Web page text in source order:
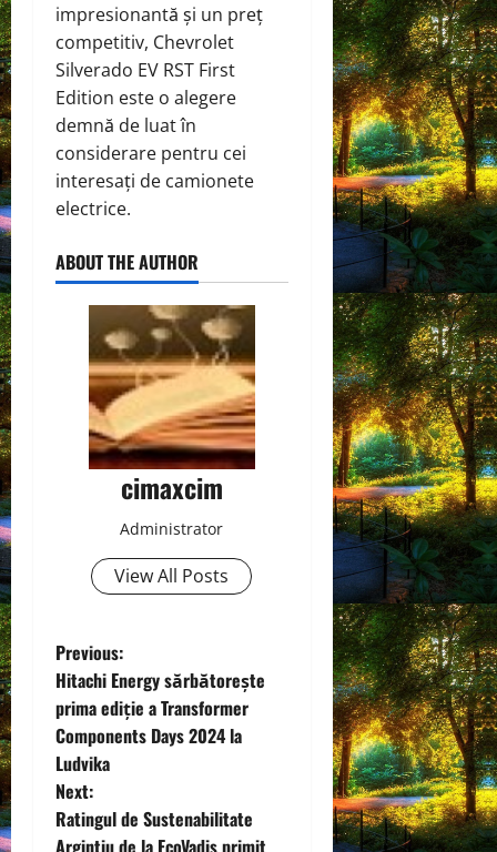
impresionantă și un preț
competitiv, Chevrolet
Silverado EV RST First
Edition este o alegere
demnă de luat în
considerare pentru cei
interesați de camionete
electrice.
ABOUT THE AUTHOR
cimaxcim
Administrator
View All Posts
P
o
s
t
Previous:
Hitachi Energy sărbătorește
prima ediție a Transformer
Components Days 2024 la
Ludvika
Next:
Ratingul de Sustenabilitate